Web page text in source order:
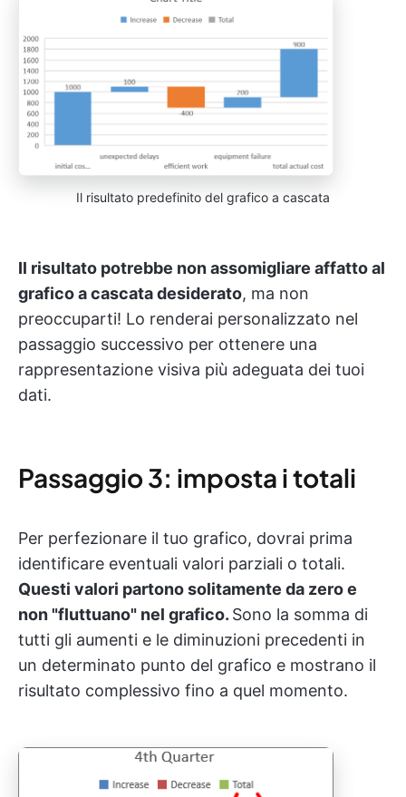
Il risultato predefinito del grafico a cascata
Il risultato potrebbe non assomigliare affatto al
grafico a cascata desiderato, ma non
preoccuparti! Lo renderai personalizzato nel
passaggio successivo per ottenere una
rappresentazione visiva più adeguata dei tuoi
dati.
Passaggio 3: imposta i totali
Per perfezionare il tuo grafico, dovrai prima
identificare eventuali valori parziali o totali.
Questi valori partono solitamente da zero e
non "fluttuano" nel grafico. Sono la somma di
tutti gli aumenti e le diminuzioni precedenti in
un determinato punto del grafico e mostrano il
risultato complessivo fino a quel momento.